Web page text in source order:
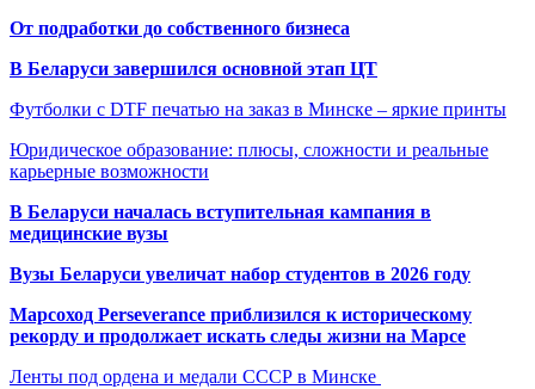
От подработки до собственного бизнеса
В Беларуси завершился основной этап ЦТ
Футболки с DTF печатью на заказ в Минске – яркие принты
Юридическое образование: плюсы, сложности и реальные
карьерные возможности
В Беларуси началась вступительная кампания в
медицинские вузы
Вузы Беларуси увеличат набор студентов в 2026 году
Марсоход Perseverance приблизился к историческому
рекорду и продолжает искать следы жизни на Марсе
Ленты под ордена и медали СССР в Минске